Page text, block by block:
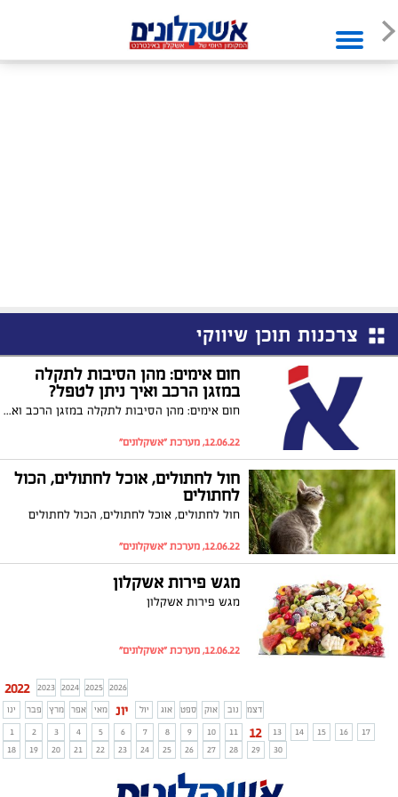
צרכנות תוכן שיווקי
חום אימים: מהן הסיבות לתקלה
במזגן הרכב ואיך ניתן לטפל?
חום אימים: מהן הסיבות לתקלה במזגן הרכב ואיך ניתן לטפל?
12.06.22, מערכת "אשקלונים"
חול לחתולים, אוכל לחתולים, הכול
לחתולים
חול לחתולים, אוכל לחתולים, הכול לחתולים
12.06.22, מערכת "אשקלונים"
מגש פירות אשקלון
מגש פירות אשקלון
12.06.22, מערכת "אשקלונים"
2022 2023 2024 2025 2026
ינו
פבר מרץ אפר מאי יונ יול אוג ספט אוק נוב
דצמ
1
2 3 4 5 6 7 8 9 10 11 12 13 14 15 16
17
18
19 20 21 22 23 24 25 26 27 28 29 30